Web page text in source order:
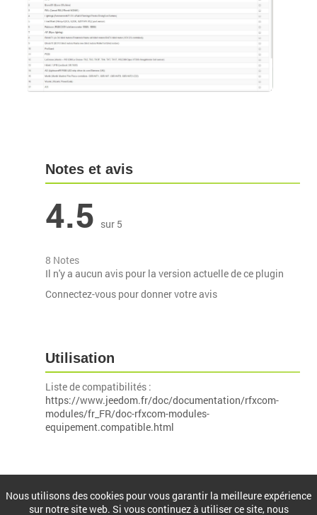
Notes et avis
4.5 sur 5
8 Notes
Il n'y a aucun avis pour la version actuelle de ce plugin
Connectez-vous pour donner votre avis
Utilisation
Liste de compatibilités :
https://www.jeedom.fr/doc/documentation/rfxcom-
modules/fr_FR/doc-rfxcom-modules-
equipement.compatible.html
Nous utilisons des cookies pour vous garantir la meilleure expérience
sur notre site web. Si vous continuez à utiliser ce site, nous